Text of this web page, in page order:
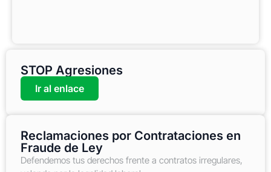
STOP Agresiones
Ir al enlace
Reclamaciones por Contrataciones en
Fraude de Ley
Defendemos tus derechos frente a contratos irregulares,